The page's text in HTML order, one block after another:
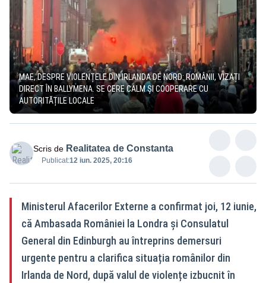
MAE, DESPRE VIOLENȚELE DIN IRLANDA DE NORD: ROMÂNII, VIZAȚI
DIRECT ÎN BALLYMENA. SE CERE CALM ȘI COOPERARE CU
AUTORITĂȚILE LOCALE
Scris de Realitatea de Constanta
Publicat:12 iun. 2025, 20:16
Ministerul Afacerilor Externe a confirmat joi, 12 iunie,
că Ambasada României la Londra și Consulatul
General din Edinburgh au întreprins demersuri
urgente pentru a clarifica situația românilor din
Irlanda de Nord, după valul de violențe izbucnit în